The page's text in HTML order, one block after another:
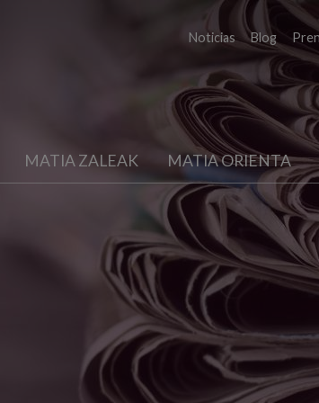
Noticias Blog
MATIA ZALEAK MATIA ORIENTA